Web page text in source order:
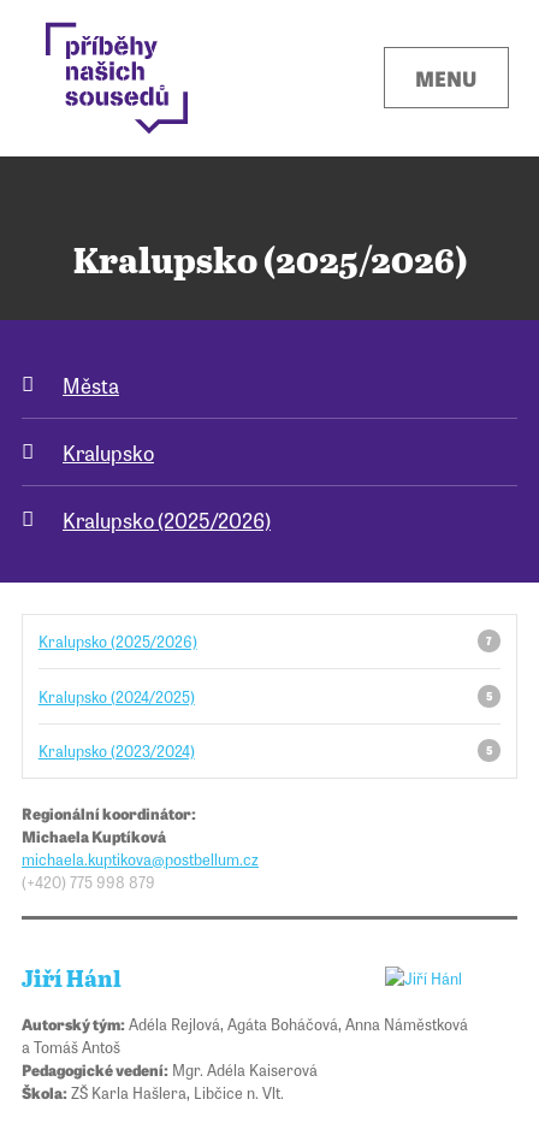
MENU
Kontakty
Místa
O projektu
Pro města
Příběhy našich sousedů
Kralupsko (2025/2026)
Města
Kralupsko
Kralupsko (2025/2026)
Kralupsko (2025/2026) 7
Kralupsko (2024/2025) 5
Kralupsko (2023/2024) 5
Regionální koordinátor:
Michaela Kuptíková
michaela.kuptikova@​​postbellum.cz
(+420) 775 998 879
Jiří Hánl
Autorský tým:Adéla Rejlová, Agáta Boháčová, Anna Náměstková
a Tomáš Antoš
Pedagogické vedení: Mgr. Adéla Kaiserová
Škola:ZŠ Karla Hašlera, Libčice n. Vlt.